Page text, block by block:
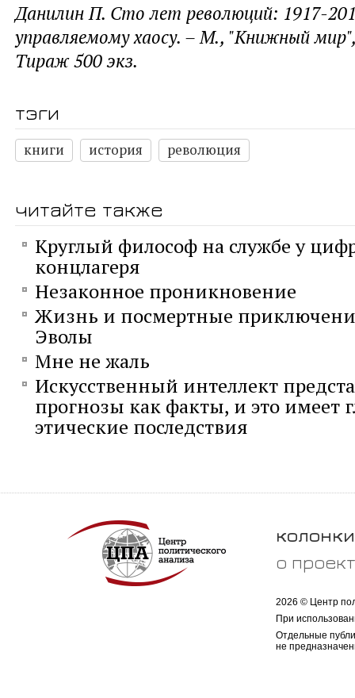
Данилин П. Сто лет революций: 1917-
управляемому хаосу. – М., "Книжный
Тираж 500 экз.
тэги
книги история революция
читайте также
Круглый философ на службе у
концлагеря
Незаконное проникновение
Жизнь и посмертные
Эволы
Мне не жаль
Искусственный интеллект
прогнозы как факты, и это имеет
этические последствия
колонки
о
2026 © Центр
При
Отдельные
не